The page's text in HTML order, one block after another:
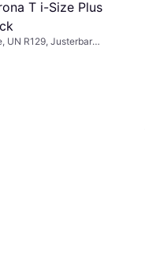
T i-Size Plus
UN R129, Justerbar